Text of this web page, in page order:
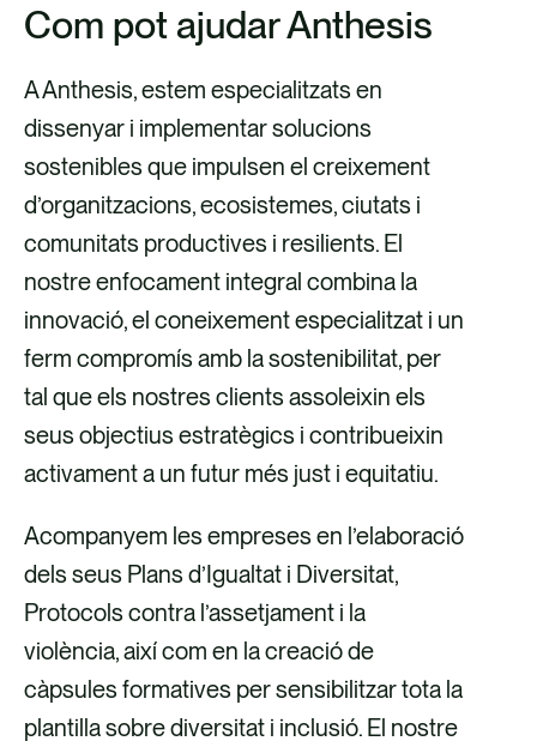
Com pot ajudar Anthesis
A Anthesis, estem especialitzats en
dissenyar i implementar solucions
sostenibles que impulsen el creixement
d’organitzacions, ecosistemes, ciutats i
comunitats productives i resilients. El
nostre enfocament integral combina la
innovació, el coneixement especialitzat i un
ferm compromís amb la sostenibilitat, per
tal que els nostres clients assoleixin els
seus objectius estratègics i contribueixin
activament a un futur més just i equitatiu.
Acompanyem les empreses en l’elaboració
dels seus Plans d’Igualtat i Diversitat,
Protocols contra l’assetjament i la
violència, així com en la creació de
càpsules formatives per sensibilitzar tota la
plantilla sobre diversitat i inclusió. El nostre